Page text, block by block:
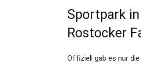
Sportpark
Rostocker
Offiziell gab es nur